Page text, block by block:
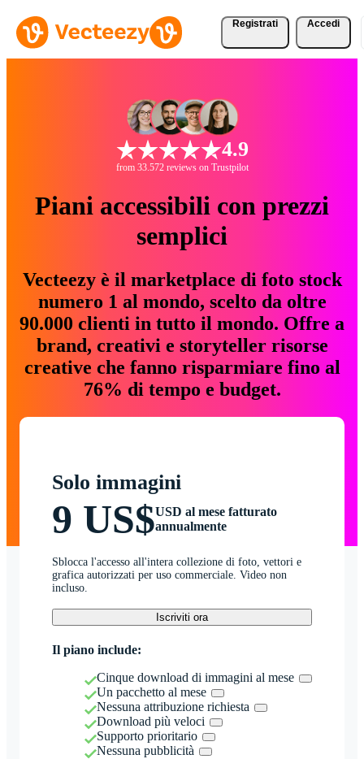
Registrati Accedi
4.9
from 33.572 reviews on Trustpilot
Piani accessibili con prezzi
semplici
Vecteezy è il marketplace di foto stock
numero 1 al mondo, scelto da oltre
90.000 clienti in tutto il mondo. Offre a
brand, creativi e storyteller risorse
creative che fanno risparmiare fino al
76% di tempo e budget.
Solo immagini
9 US$USD al mese fatturato
annualmente
Sblocca l'accesso all'intera collezione di foto, vettori e
grafica autorizzati per uso commerciale. Video non
incluso.
Iscriviti ora
Il piano include:
Cinque download di immagini al mese
Un pacchetto al mese
Nessuna attribuzione richiesta
Download più veloci
Supporto prioritario
Nessuna pubblicità